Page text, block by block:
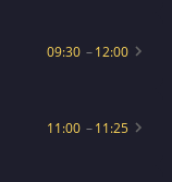
09:30 – 12:00
11:00 – 11:25